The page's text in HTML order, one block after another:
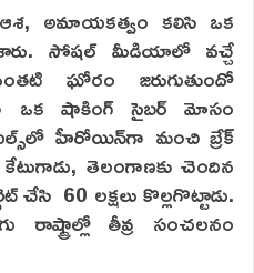
అమాయకత్వం కలిసి ఒక
సోషల్ మీడియాలో వచ్చే
ఘోరం జరుగుతుందో
ఒక షాకింగ్ సైబర్ మోసం
హీరోయిన్‌గా మంచి బ్రేక్
తెలంగాణకు చెందిన
చేసి 60 లక్షలు కొల్లగొట్టాడు.
తీవ్ర సంచలనం